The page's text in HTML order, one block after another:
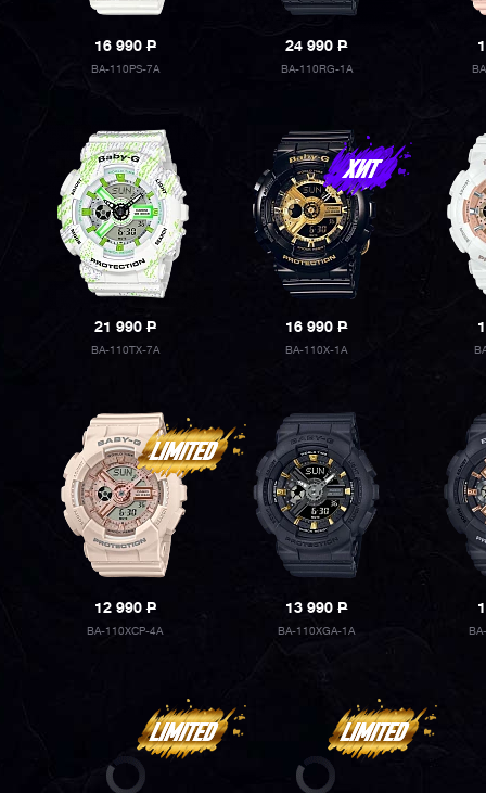
16 990P
BA-110PS-7A
24 990P
BA-110RG-1A
21 990P
BA-110TX-7A
16 990P
BA-110X-1A
12 990P
BA-110XCP-4A
13 990P
BA-110XGA-1A